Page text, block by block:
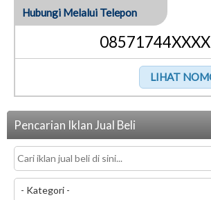
Hubungi Melalui Telepon
08571744XXXX
Pencarian Iklan Jual Beli